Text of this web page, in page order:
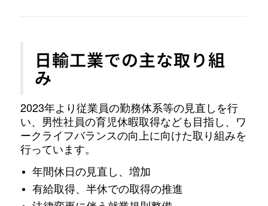
日輸工業での主な取り組
み
2023年より従業員の勤務体系等の見直しを行
い、男性社員の育児休暇取得なども目指し、ワ
ークライフバランスの向上に向けた取り組みを
行っています。
年間休日の見直し、増加
有給取得、半休での取得の推進